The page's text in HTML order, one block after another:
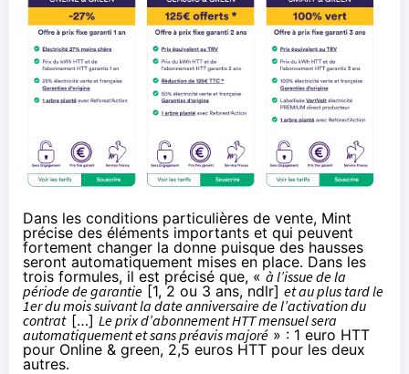
Dans les conditions particulières de vente, Mint
précise des éléments importants et qui peuvent
fortement changer la donne puisque des hausses
seront automatiquement mises en place. Dans les
trois formules, il est précisé que, «à l’issue de la
période de garantie [1, 2 ou 3 ans, ndlr] et au plus tard le
1er du mois suivant la date anniversaire de l’activation du
contrat […] Le prix d’abonnement HTT mensuel sera
automatiquement et sans préavis majoré » : 1 euro HTT
pour Online & green, 2,5 euros HTT pour les deux
autres.